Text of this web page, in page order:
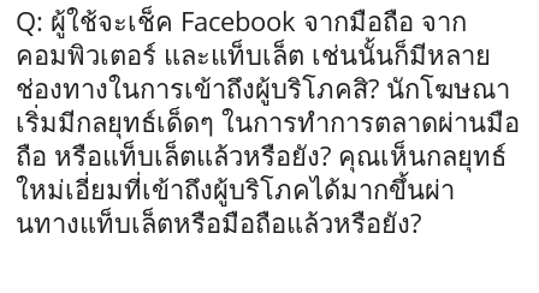
Q: ผู้ใช้จะเช็ค Facebook จากมือถือ จาก
คอมพิวเตอร์ และแท็บเล็ต เช่นนั้นก็มีหลาย
ช่องทางในการเข้าถึงผู้บริโภคสิ? นักโฆษณา
เริ่มมีกลยุทธ์เด็ดๆ ในการทำการตลาดผ่านมือ
ถือ หรือแท็บเล็ตแล้วหรือยัง? คุณเห็นกลยุทธ์
ใหม่เอี่ยมที่เข้าถึงผู้บริโภคได้มากขึ้นผ่า
นทางแท็บเล็ตหรือมือถือแล้วหรือยัง?